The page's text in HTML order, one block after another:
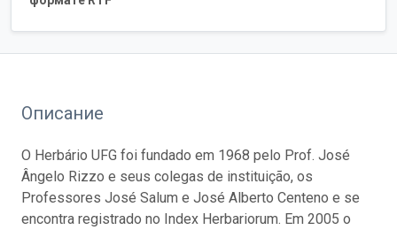
Описание
O Herbário UFG foi fundado em 1968 pelo Prof. José
Ângelo Rizzo e seus colegas de instituição, os
Professores José Salum e José Alberto Centeno e se
encontra registrado no Index Herbariorum. Em 2005 o